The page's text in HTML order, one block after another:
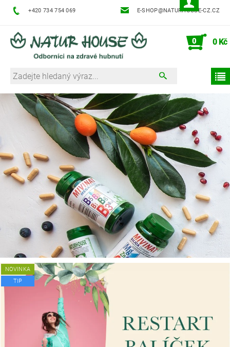
+420 734 754 069 E-SHOP@NATURHOUSE-CZ.CZ
0 0 Kč
NOVINKA
TIP